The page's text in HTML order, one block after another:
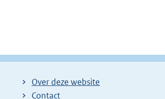
Over deze website
Contact